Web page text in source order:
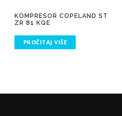
KOMPRESOR COPELAND ST
ZR 81 KQE
PROČITAJ VIŠE